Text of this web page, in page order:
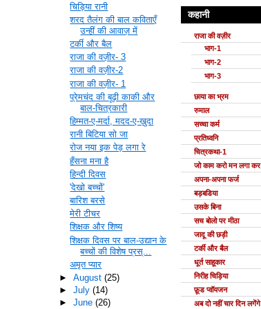
चिड़िया रानी
शरद तैलंग की बाल कविताएँ
उन्हीं की आवाज़ में
टर्की और बैल
राजा की वज़ीर- 3
राजा की वज़ीर-2
राजा की वज़ीर- 1
प्रेमचंद की बूढ़ी काकी और
बाल-चित्रकारी
हिम्मत-ए-मर्दा, मदद-ए-ख़ुदा
रानी बिटिया सो जा
रोज नया इक पेड़ लगा रे
हँसना मना है
हिन्दी दिवस
'देखो बच्चों'
बारिश बरसे
मेरी टीचर
शिक्षक और शिष्य
शिक्षक दिवस पर बाल-उद्यान के
बच्चों की विशेष प्रस्...
अमृत प्यार
► August (25)
► July (14)
► June (26)
कहानी
राजा की वज़ीर
भाग-1
भाग-2
भाग-3
छाया का भ्रम
रुमाल
सच्चा कर्म
प्रतिध्वनि
चित्रकथा-1
जो काम करो मन लगा कर
अपना-अपना फर्ज
बड़बडिया
उसके बिना
सच बोलो पर मीठा
जादू की छड़ी
टर्की और बैल
धूर्त साहूकार
निरीह चिड़िया
फ़ूड प्वॉयजन
अब दो नहीं चार दिन लगेंगे